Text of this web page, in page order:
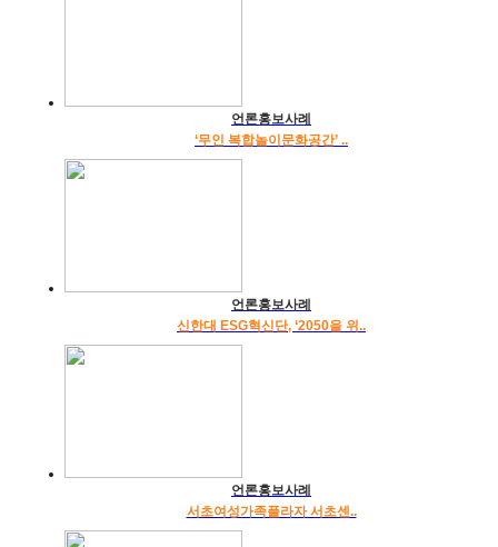
언론홍보사례
‘무인 복합놀이문화공간’ ..
언론홍보사례
신한대 ESG혁신단, ‘2050을 위..
언론홍보사례
서초여성가족플라자 서초센..